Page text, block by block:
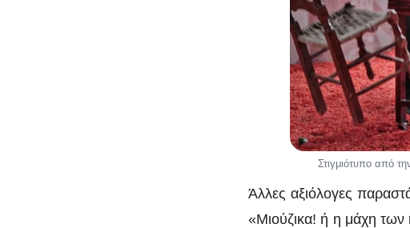
Στιγμιότυπο από
Άλλες αξιόλογες
«Μιούζικα! ή η μάχη